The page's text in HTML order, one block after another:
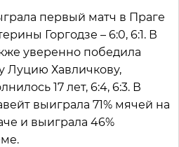
первый матч в Праге
Горгодзе – 6:0, 6:1. В
уверенно победила
Луцию Хавличкову,
17 лет, 6:4, 6:3. В
выиграла 71% мячей на
и выиграла 46%